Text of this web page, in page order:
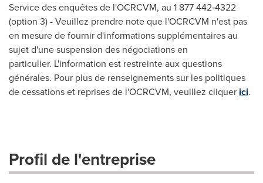
Service des enquêtes de l'OCRCVM, au 1 877 442‑4322
(option 3) - Veuillez prendre note que l'OCRCVM n'est pas
en mesure de fournir d'informations supplémentaires au
sujet d'une suspension des négociations en
particulier. L'information est restreinte aux questions
générales. Pour plus de renseignements sur les politiques
de cessations et reprises de l'OCRCVM, veuillez cliquer ici.
Profil de l'entreprise